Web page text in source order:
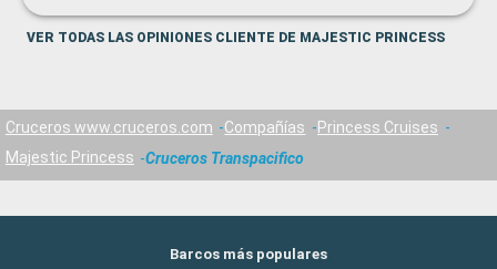
VER TODAS LAS OPINIONES CLIENTE DE MAJESTIC PRINCESS
Cruceros www.cruceros.com Compañías
Princess Cruises
Majestic Princess
Cruceros Transpacifico
Barcos más populares